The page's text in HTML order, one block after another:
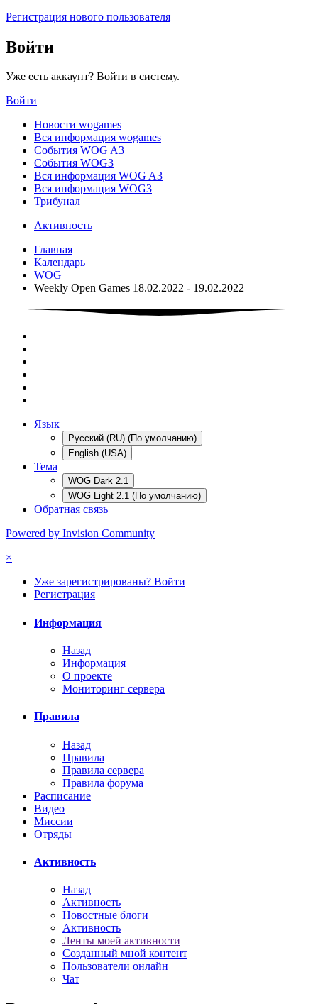
Регистрация нового пользователя
Войти
Уже есть аккаунт? Войти в систему.
Войти
Новости wogames
Вся информация wogames
События WOG A3
События WOG3
Вся информация WOG A3
Вся информация WOG3
Трибунал
Активность
Главная
Календарь
WOG
Weekly Open Games 18.02.2022 - 19.02.2022
Язык
Русский (RU) (По умолчанию)
English (USA)
Тема
WOG Dark 2.1
WOG Light 2.1 (По умолчанию)
Обратная связь
Powered by Invision Community
×
Уже зарегистрированы? Войти
Регистрация
Информация
Назад
Информация
О проекте
Мониторинг сервера
Правила
Назад
Правила
Правила сервера
Правила форума
Расписание
Видео
Миссии
Отряды
Активность
Назад
Активность
Новостные блоги
Активность
Ленты моей активности
Созданный мной контент
Пользователи онлайн
Чат